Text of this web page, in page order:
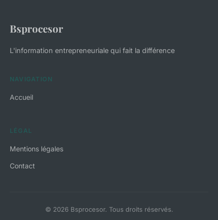
Bsprocesor
L'information entrepreneuriale qui fait la différence
NAVIGATION
Accueil
LÉGAL
Mentions légales
Contact
© 2026 Bsprocesor. Tous droits réservés.